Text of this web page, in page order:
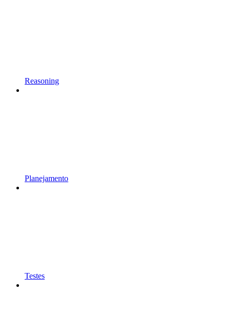
Reasoning
Planejamento
Testes